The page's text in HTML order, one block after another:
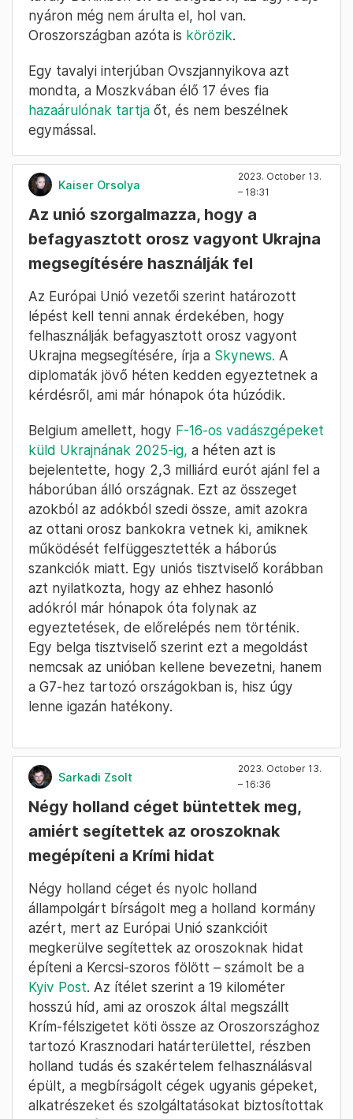
nyáron még nem árulta el, hol van.
Oroszországban azóta is körözik.
Egy tavalyi interjúban Ovszjannyikova azt
mondta, a Moszkvában élő 17 éves fia
hazaárulónak tartja őt, és nem beszélnek
egymással.
Kaiser Orsolya
2023. October 13.
– 18:31
Az unió szorgalmazza, hogy a
befagyasztott orosz vagyont Ukrajna
megsegítésére használják fel
Az Európai Unió vezetői szerint határozott
lépést kell tenni annak érdekében, hogy
felhasználják befagyasztott orosz vagyont
Ukrajna megsegítésére, írja a Skynews. A
diplomaták jövő héten kedden egyeztetnek a
kérdésről, ami már hónapok óta húzódik.
Belgium amellett, hogy F-16-os vadászgépeket
küld Ukrajnának 2025-ig, a héten azt is
bejelentette, hogy 2,3 milliárd eurót ajánl fel a
háborúban álló országnak. Ezt az összeget
azokból az adókból szedi össze, amit azokra
az ottani orosz bankokra vetnek ki, amiknek
működését felfüggesztették a háborús
szankciók miatt. Egy uniós tisztviselő korábban
azt nyilatkozta, hogy az ehhez hasonló
adókról már hónapok óta folynak az
egyeztetések, de előrelépés nem történik.
Egy belga tisztviselő szerint ezt a megoldást
nemcsak az unióban kellene bevezetni, hanem
a G7-hez tartozó országokban is, hisz úgy
lenne igazán hatékony.
Sarkadi Zsolt
2023. October 13.
– 16:36
Négy holland céget büntettek meg,
amiért segítettek az oroszoknak
megépíteni a Krími hidat
Négy holland céget és nyolc holland
állampolgárt bírságolt meg a holland kormány
azért, mert az Európai Unió szankcióit
megkerülve segítettek az oroszoknak hidat
építeni a Kercsi-szoros fölött – számolt be a
Kyiv Post. Az ítélet szerint a 19 kilométer
hosszú híd, ami az oroszok által megszállt
Krím-félszigetet köti össze az Oroszországhoz
tartozó Krasznodari határterülettel, részben
holland tudás és szakértelem felhasználásval
épült, a megbírságolt cégek ugyanis gépeket,
alkatrészeket és szolgáltatásokat biztosítottak